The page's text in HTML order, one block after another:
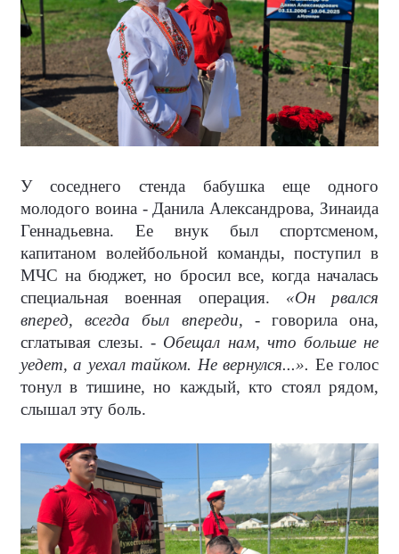
У соседнего стенда бабушка еще одного
молодого воина - Данила Александрова, Зинаида
Геннадьевна. Ее внук был спортсменом,
капитаном волейбольной команды, поступил в
МЧС на бюджет, но бросил все, когда началась
специальная военная операция. «Он рвался
вперед, всегда был впереди, - говорила она,
сглатывая слезы. - Обещал нам, что больше не
уедет, а уехал тайком. Не вернулся...». Ее голос
тонул в тишине, но каждый, кто стоял рядом,
слышал эту боль.